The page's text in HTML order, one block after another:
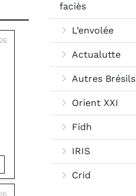
faciès
L’envolée
Actualutte
Autres Brésils
Orient XXI
Fidh
IRIS
Crid